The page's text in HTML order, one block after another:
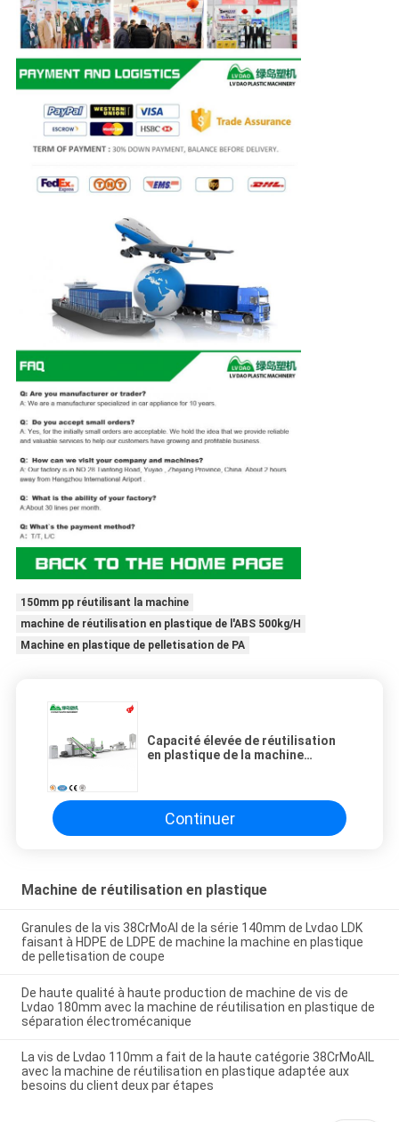
150mm pp réutilisant la machine
machine de réutilisation en plastique de l'ABS 500kg/H
Machine en plastique de pelletisation de PA
Capacité élevée de réutilisation
en plastique de la machine
Continuer
Machine de réutilisation en plastique
Granules de la vis 38CrMoAl de la série 140mm de Lvdao LDK
faisant à HDPE de LDPE de machine la machine en plastique
de pelletisation de coupe
De haute qualité à haute production de machine de vis de
Lvdao 180mm avec la machine de réutilisation en plastique de
séparation électromécanique
La vis de Lvdao 110mm a fait de la haute catégorie 38CrMoAIL
avec la machine de réutilisation en plastique adaptée aux
besoins du client deux par étapes